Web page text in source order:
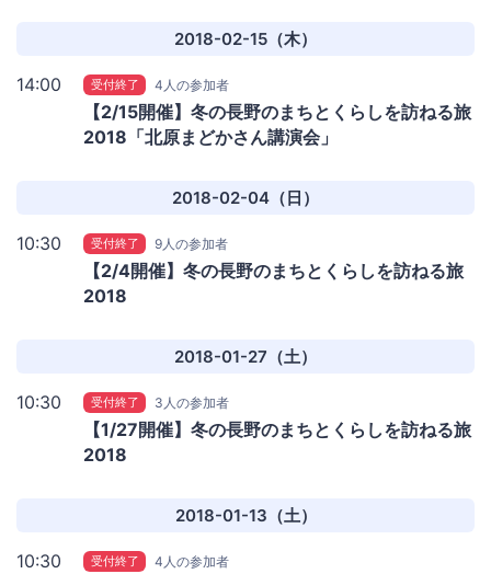
2018-02-15（木）
14:00 受付終了 4人の参加者
【2/15開催】冬の長野のまちとくらしを訪ねる旅
2018「北原まどかさん講演会」
2018-02-04（日）
10:30 受付終了 9人の参加者
【2/4開催】冬の長野のまちとくらしを訪ねる旅
2018
2018-01-27（土）
10:30 受付終了 3人の参加者
【1/27開催】冬の長野のまちとくらしを訪ねる旅
2018
2018-01-13（土）
10:30 受付終了 4人の参加者